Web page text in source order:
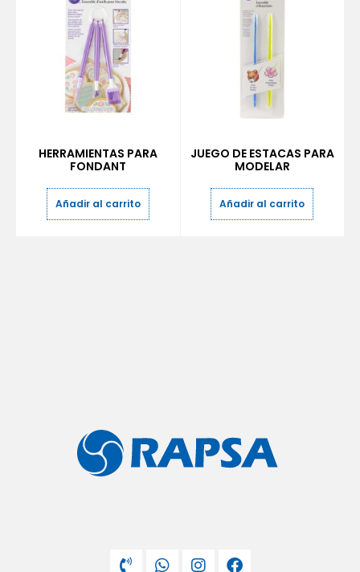
HERRAMIENTAS PARA
FONDANT
Añadir al carrito
JUEGO DE ESTACAS PARA
MODELAR
Añadir al carrito